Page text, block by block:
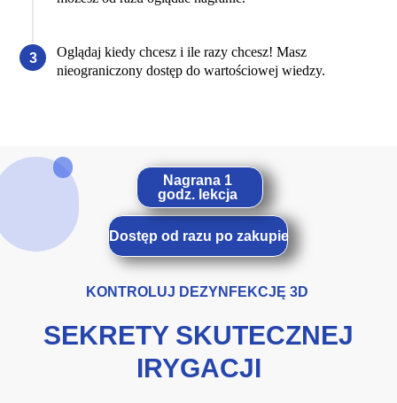
Oglądaj kiedy chcesz i ile razy chcesz! Masz
nieograniczony dostęp do wartościowej wiedzy.
SEKRETY SKUTECZNEJ
IRYGACJI
KONTROLUJ DEZYNFEKCJĘ 3D
Dostęp od razu po zakupie
Nagrana 1
godz. lekcja